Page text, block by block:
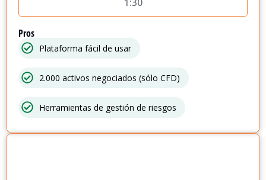
Pros
Plataforma fácil de usar
2.000 activos negociados (sólo CFD)
Herramientas de gestión de riesgos